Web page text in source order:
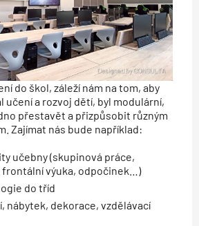
do škol, záleží nám na tom, aby
a rozvoj dětí, byl modulární,
přestavět a přizpůsobit různým
Zajímat nás bude například:
učebny (skupinová práce,
výuka, odpočinek…)
do tříd
nábytek, dekorace, vzdělávací